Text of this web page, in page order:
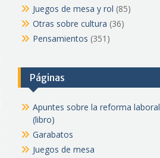
Juegos de mesa y rol (85)
Otras sobre cultura (36)
Pensamientos (351)
Páginas
Apuntes sobre la reforma laboral
(libro)
Garabatos
Juegos de mesa